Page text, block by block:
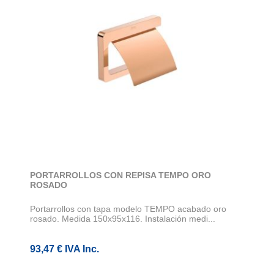
PORTARROLLOS CON REPISA TEMPO ORO
ROSADO
Portarrollos con tapa modelo TEMPO acabado oro
rosado. Medida 150x95x116. Instalación medi...
93,47 € IVA Inc.